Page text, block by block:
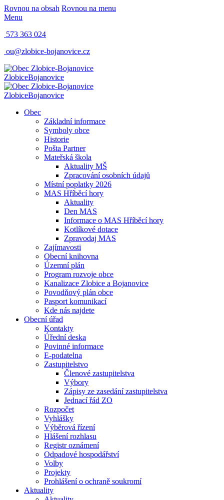
Rovnou na obsah Rovnou na menu
Menu
573 363 024
ou@zlobice-bojanovice.cz
ZlobiceBojanovice
ZlobiceBojanovice
Obec
Základní informace
Symboly obce
Historie
Pošta Partner
Mateřská škola
Aktuality MŠ
Zpracování osobních údajů
Místní poplatky 2026
MAS Hříběcí hory
Aktuality
Den MAS
Informace o MAS Hříběcí hory
Kotlíkové dotace
Zpravodaj MAS
Zajímavosti
Obecní knihovna
Územní plán
Program rozvoje obce
Kanalizace Zlobice a Bojanovice
Povodňový plán obce
Pasport komunikací
Kde nás najdete
Obecní úřad
Kontakty
Úřední deska
Povinné informace
E-podatelna
Zastupitelstvo
Členové zastupitelstva
Výbory
Zápisy ze zasedání zastupitelstva
Jednací řád ZO
Rozpočet
Vyhlášky
Výběrová řízení
Hlášení rozhlasu
Registr oznámení
Odpadové hospodářství
Volby
Projekty
Prohlášení o ochraně soukromí
Aktuality